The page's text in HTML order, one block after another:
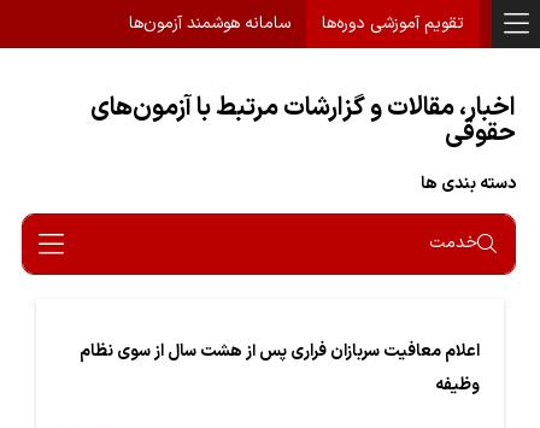
تقویم آموزشی دوره‌ها سامانه هوشمند آزمون‌ها
اخبار، مقالات و گزارشات مرتبط با آزمون‌های
حقوقی
دسته بندی ها
خدمت
اعلام معافیت سربازان فراری پس از هشت سال از سوی نظام
وظیفه